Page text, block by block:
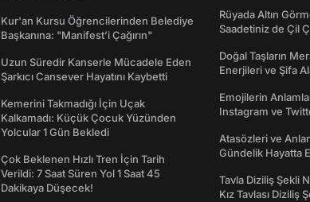
Kur'an Kursu Öğrencilerinden Belediye
Başkanına: "Manifest’i Çağırın"
Uzun Süredir Kanserle Mücadele Eden
Şarkıcı Cansever Hayatını Kaybetti
Kemerini Takmadığı İçin Uçak
Kalkamadı: Küçük Çocuk Yüzünden
Yolcular 1 Gün Bekledi
Çok Beklenen Hızlı Tren İçin Tarih
Verildi: 7 Saat Süren Yol 1 Saat 45
Dakikaya Düşecek!
Rüyada Altın
Saadetiniz de Çil
Doğal Taşların
Enerjileri ve Şifa
Emojilerin
Instagram ve
Atasözleri ve
Gündelik Hayatta
Tavla Diziliş Şekli
Kız Tavlası Diziliş